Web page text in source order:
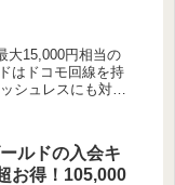
大15,000円相当の
はドコモ回線を持
シュレスにも対応
ルドの入会キ
お得！105,000